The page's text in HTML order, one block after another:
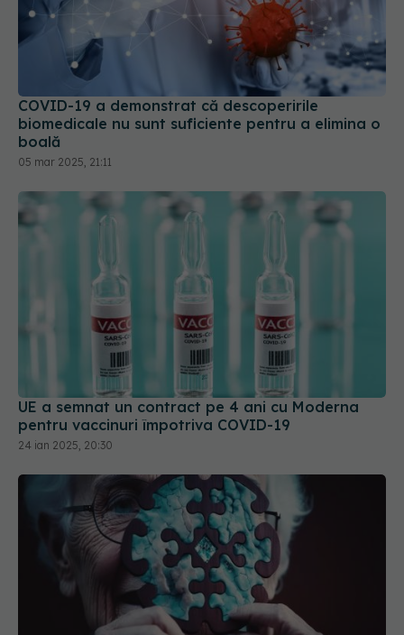
COVID-19 a demonstrat că descoperirile
biomedicale nu sunt suficiente pentru a elimina o
boală
05 mar 2025, 21:11
UE a semnat un contract pe 4 ani cu Moderna
pentru vaccinuri împotriva COVID-19
24 ian 2025, 20:30